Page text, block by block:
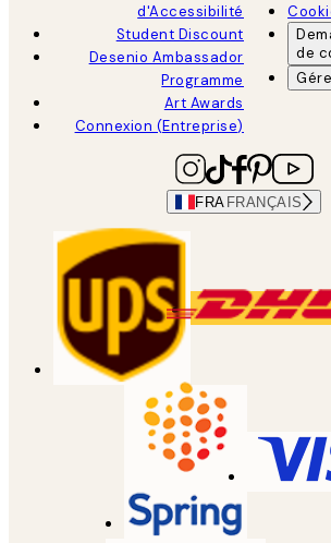
d'Accessibilité
Student Discount
Desenio Ambassador
Programme
Art Awards
Connexion (Entreprise)
de
FRA FRANÇAIS